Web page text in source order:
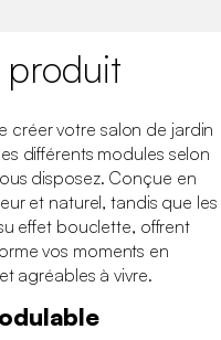
créer votre salon de jardin
différents modules selon
disposez. Conçue en
et naturel, tandis que les
effet bouclette, offrent
vos moments en
agréables à vivre.